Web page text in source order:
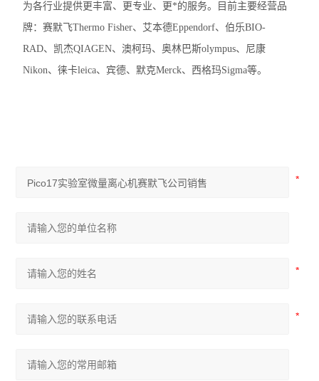
赛默飞Pico17微量离心机
艾本德5810R冷冻离心机
赛默飞Fresco21冷冻离心机
电导率仪
电阻仪
为各行业提供更丰富、更专业、更*的服务。目前主要经营品
牌：赛默飞Thermo Fisher、艾本德Eppendorf、伯乐BIO-
RAD、凯杰QIAGEN、澳柯玛、奥林巴斯olympus、尼康
Nikon、徕卡leica、宾德、默克Merck、西格玛Sigma等。